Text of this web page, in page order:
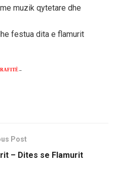
muzik qytetare dhe
festua dita e flamurit
–
Post
– Dites se Flamurit